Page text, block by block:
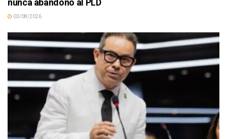
03/08/2026